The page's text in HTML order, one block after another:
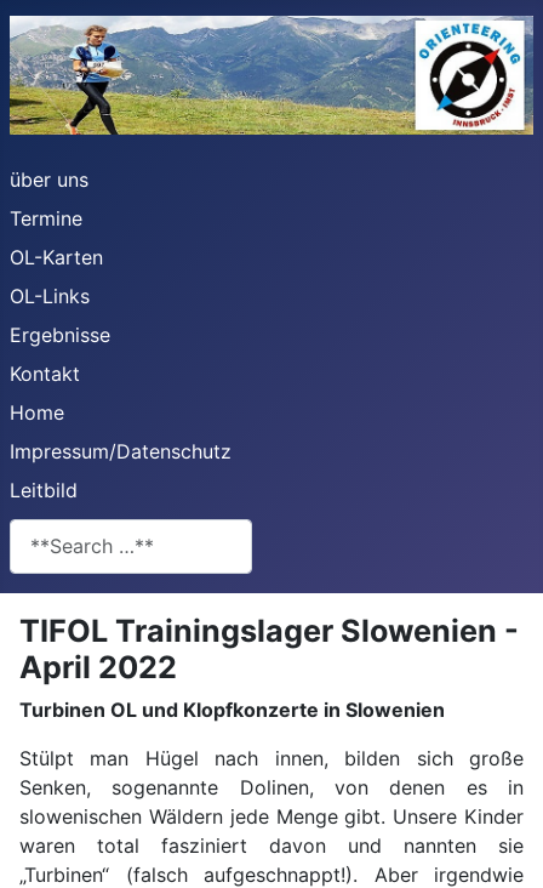
über uns
Termine
OL-Karten
OL-Links
Ergebnisse
Kontakt
Home
Impressum/Datenschutz
Leitbild
**Search**
TIFOL Trainingslager Slowenien -
April 2022
Turbinen OL und Klopfkonzerte in Slowenien
Stülpt man Hügel nach innen, bilden sich große
Senken, sogenannte Dolinen, von denen es in
slowenischen Wäldern jede Menge gibt. Unsere Kinder
waren total fasziniert davon und nannten sie
„Turbinen“ (falsch aufgeschnappt!). Aber irgendwie